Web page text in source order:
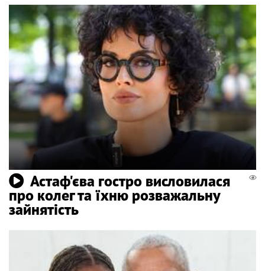
Астаф'єва гостро висловилася
про колег та їхню розважальну
зайнятість